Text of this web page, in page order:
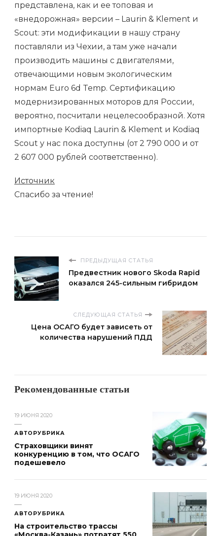
представлена, как и ее топовая и
«внедорожная» версии – Laurin & Klement и
Scout: эти модификации в нашу страну
поставляли из Чехии, а там уже начали
производить машины с двигателями,
отвечающими новым экологическим
нормам Euro 6d Temp. Сертификацию
модернизированных моторов для России,
вероятно, посчитали нецелесообразной. Хотя
импортные Kodiaq Laurin & Klement и Kodiaq
Scout у нас пока доступны (от 2 790 000 и от
2 607 000 рублей соответственно).
Источник
Спасибо за чтение!
ПРЕДЫДУЩАЯ СТАТЬЯ
Предвестник нового Skoda Rapid
оказался 245-сильным гибридом
СЛЕДУЮЩАЯ СТАТЬЯ
Цена ОСАГО будет зависеть от
количества нарушений ПДД
Рекомендованные статьи
19 ИЮНЯ 2020
АВТОРУБРИКА
Страховщики винят
конкуренцию в том, что ОСАГО
подешевело
19 ИЮНЯ 2020
АВТОРУБРИКА
На строительство трассы